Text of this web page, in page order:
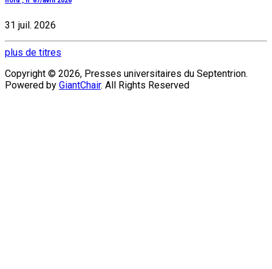
31 juil. 2026
plus de titres
Copyright © 2026, Presses universitaires du Septentrion.
Powered by GiantChair. All Rights Reserved